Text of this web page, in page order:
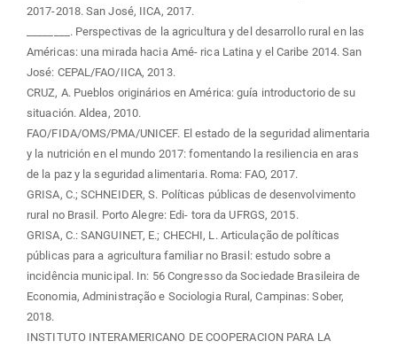
2017-2018. San José, IICA, 2017.
________. Perspectivas de la agricultura y del desarrollo rural en las
Américas: una mirada hacia Amé- rica Latina y el Caribe 2014. San
José: CEPAL/FAO/IICA, 2013.
CRUZ, A. Pueblos originários en América: guía introductorio de su
situación. Aldea, 2010.
FAO/FIDA/OMS/PMA/UNICEF. El estado de la seguridad alimentaria
y la nutrición en el mundo 2017: fomentando la resiliencia en aras
de la paz y la seguridad alimentaria. Roma: FAO, 2017.
GRISA, C.; SCHNEIDER, S. Políticas públicas de desenvolvimento
rural no Brasil. Porto Alegre: Edi- tora da UFRGS, 2015.
GRISA, C.: SANGUINET, E.; CHECHI, L. Articulação de políticas
públicas para a agricultura familiar no Brasil: estudo sobre a
incidência municipal. In: 56 Congresso da Sociedade Brasileira de
Economia, Administração e Sociologia Rural, Campinas: Sober,
2018.
INSTITUTO INTERAMERICANO DE COOPERACION PARA LA